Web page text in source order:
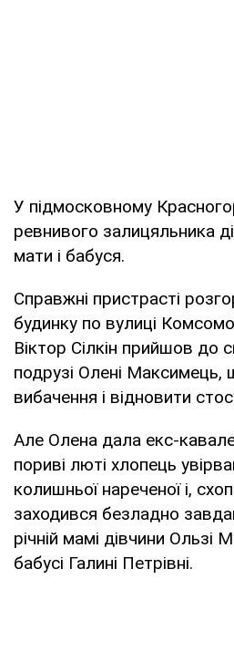
У підмосковному
ревнивого залицяльника
мати і бабуся.
Справжні пристрасті
будинку по вулиці
Віктор Сілкін прийшов до
подрузі Олені Максимець,
вибачення і відновити
Але Олена дала екс-
пориві люті хлопець
колишньої нареченої і,
заходився безладно
річній мамі дівчини Ользі
бабусі Галині Петрівні.